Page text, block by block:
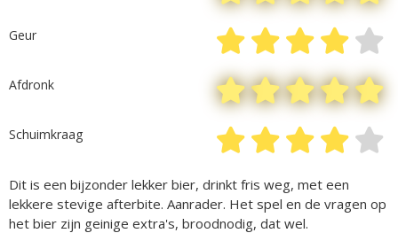
Geur
Afdronk
Schuimkraag
Dit is een bijzonder lekker bier, drinkt fris weg, met een
lekkere stevige afterbite. Aanrader. Het spel en de vragen op
het bier zijn geinige extra's, broodnodig, dat wel.